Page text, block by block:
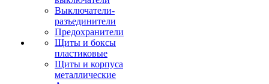
Выключатели-
разъединители
Предохранители
Щиты и боксы
пластиковые
Щиты и корпуса
металлические